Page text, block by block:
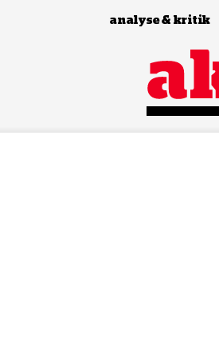
Zum Inhalt springen
analyse & kritik